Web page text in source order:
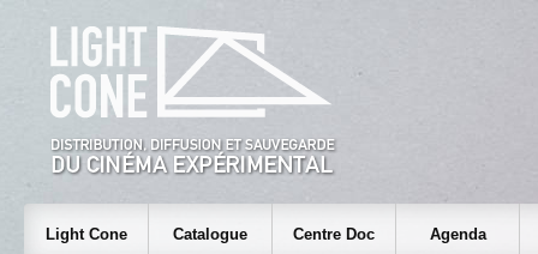
Light Cone Catalogue Centre Doc Agenda